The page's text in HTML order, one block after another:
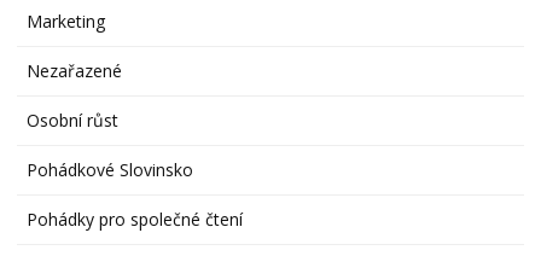
Marketing
Nezařazené
Osobní růst
Pohádkové Slovinsko
Pohádky pro společné čtení